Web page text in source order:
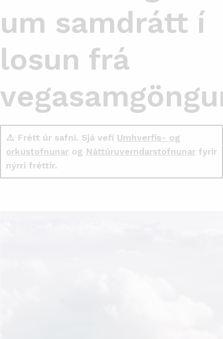
um samdrátt í
losun frá
⚠️ Frétt úr safni. Sjá vefi Umhverfis- og
orkustofnunar og Náttúruverndarstofnunar fyrir
nýrri fréttir.